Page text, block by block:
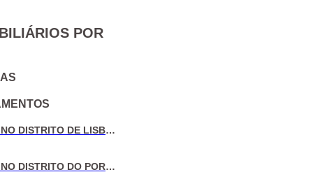
POR
VENDA DE MORADIAS NO DISTRITO DE LISBOA
VENDA DE MORADIAS NO DISTRITO DO PORTO